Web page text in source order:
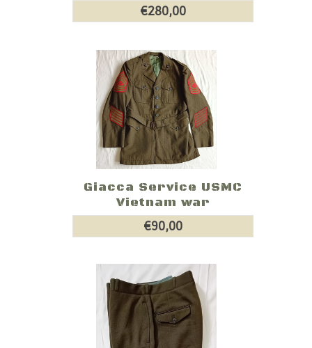
€280,00
Giacca Service USMC
Vietnam war
€90,00